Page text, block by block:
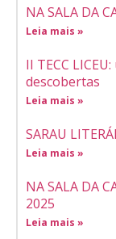
NA SALA DA
Leia mais »
II TECC
descobertas
Leia mais »
SARAU
Leia mais »
NA SALA DA
2025
Leia mais »